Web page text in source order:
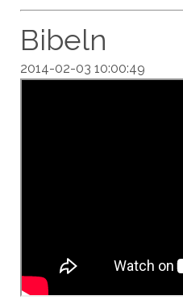
Bibeln
2014-02-03 10:00:49